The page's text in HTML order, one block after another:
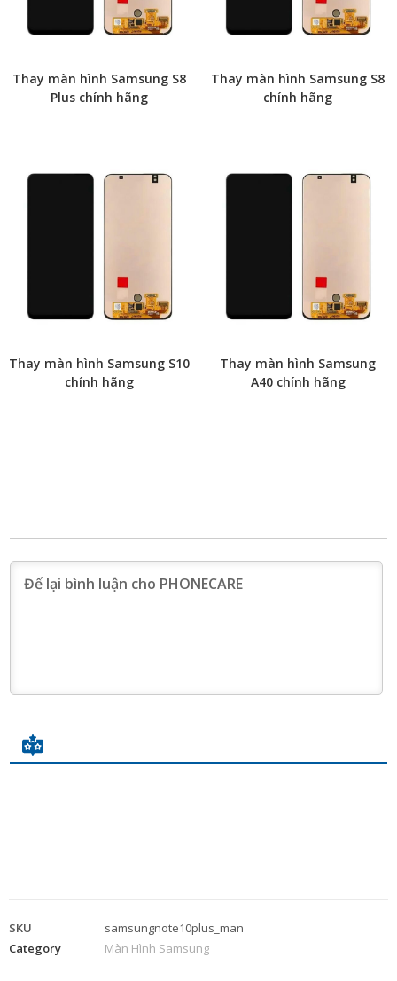
Thay màn hình Samsung S8
Plus chính hãng
Thay màn hình Samsung S8
chính hãng
Thay màn hình Samsung S10
chính hãng
Thay màn hình Samsung
A40 chính hãng
SKU
samsungnote10plus_man
Category
Màn Hình Samsung